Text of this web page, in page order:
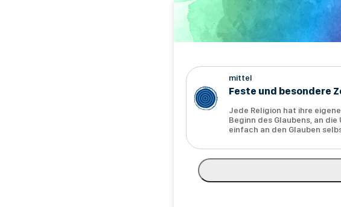
mittel
Feste und besondere
Jede Religion hat ihre
Beginn des Glaubens, an
einfach an den Glauben